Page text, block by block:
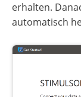
erhalten.
automatisch